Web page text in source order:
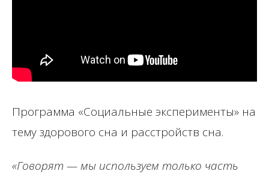
Программа «Социальные эксперименты» на
тему здорового сна и расстройств сна.
«Говорят — мы используем только часть